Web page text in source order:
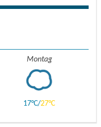
Montag
17 27